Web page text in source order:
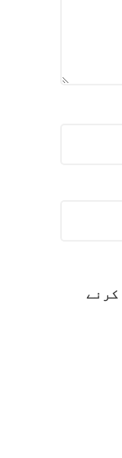
کرنے